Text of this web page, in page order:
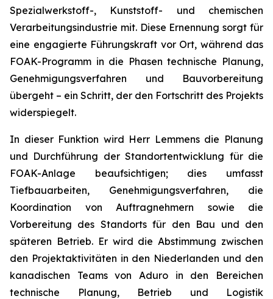
Spezialwerkstoff-, Kunststoff- und chemischen
Verarbeitungsindustrie mit. Diese Ernennung sorgt für
eine engagierte Führungskraft vor Ort, während das
FOAK-Programm in die Phasen technische Planung,
Genehmigungsverfahren und Bauvorbereitung
übergeht – ein Schritt, der den Fortschritt des Projekts
widerspiegelt.
In dieser Funktion wird Herr Lemmens die Planung
und Durchführung der Standortentwicklung für die
FOAK-Anlage beaufsichtigen; dies umfasst
Tiefbauarbeiten, Genehmigungsverfahren, die
Koordination von Auftragnehmern sowie die
Vorbereitung des Standorts für den Bau und den
späteren Betrieb. Er wird die Abstimmung zwischen
den Projektaktivitäten in den Niederlanden und den
kanadischen Teams von Aduro in den Bereichen
technische Planung, Betrieb und Logistik